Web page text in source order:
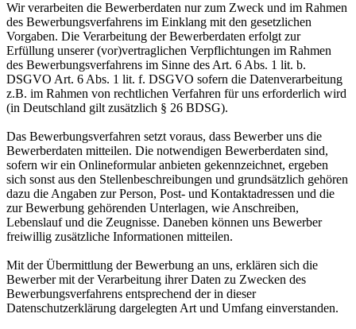
Wir verarbeiten die Bewerberdaten nur zum Zweck und im Rahmen
des Bewerbungsverfahrens im Einklang mit den gesetzlichen
Vorgaben. Die Verarbeitung der Bewerberdaten erfolgt zur
Erfüllung unserer (vor)vertraglichen Verpflichtungen im Rahmen
des Bewerbungsverfahrens im Sinne des Art. 6 Abs. 1 lit. b.
DSGVO Art. 6 Abs. 1 lit. f. DSGVO sofern die Datenverarbeitung
z.B. im Rahmen von rechtlichen Verfahren für uns erforderlich wird
(in Deutschland gilt zusätzlich § 26 BDSG).
Das Bewerbungsverfahren setzt voraus, dass Bewerber uns die
Bewerberdaten mitteilen. Die notwendigen Bewerberdaten sind,
sofern wir ein Onlineformular anbieten gekennzeichnet, ergeben
sich sonst aus den Stellenbeschreibungen und grundsätzlich gehören
dazu die Angaben zur Person, Post- und Kontaktadressen und die
zur Bewerbung gehörenden Unterlagen, wie Anschreiben,
Lebenslauf und die Zeugnisse. Daneben können uns Bewerber
freiwillig zusätzliche Informationen mitteilen.
Mit der Übermittlung der Bewerbung an uns, erklären sich die
Bewerber mit der Verarbeitung ihrer Daten zu Zwecken des
Bewerbungsverfahrens entsprechend der in dieser
Datenschutzerklärung dargelegten Art und Umfang einverstanden.